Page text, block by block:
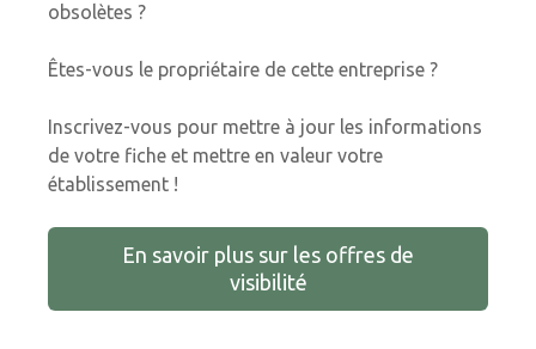
obsolètes ?
Êtes-vous le propriétaire de cette entreprise ?
Inscrivez-vous pour mettre à jour les informations
de votre fiche et mettre en valeur votre
établissement !
En savoir plus sur les offres de
visibilité